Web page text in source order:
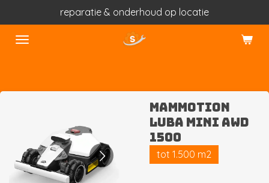
direct
naar
reparatie & onderhoud op locatie
MAMMOTION
LUBA Mini AWD
1500
tot 1.500 m2